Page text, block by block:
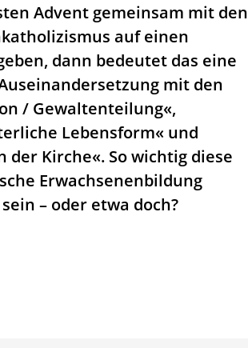
Advent gemeinsam mit den
auf einen
dann bedeutet das eine
mit den
/ Gewaltenteilung«,
Lebensform« und
Kirche«. So wichtig diese
Erwachsenenbildung
– oder etwa doch?